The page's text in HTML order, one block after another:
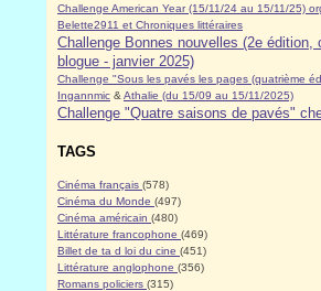
Challenge American Year (15/11/24 au 15/11/25)
Belette2911 et Chroniques littéraires
Challenge Bonnes nouvelles (2e édition,
blogue - janvier 2025)
Challenge "Sous les pavés les pages (quatrième
Ingannmic & Athalie (du 15/09 au 15/11/2025)
Challenge "Quatre saisons de pavés"
TAGS
Cinéma français (578)
Cinéma du Monde (497)
Cinéma américain (480)
Littérature francophone (469)
Billet de ta d loi du cine (451)
Littérature anglophone (356)
Romans policiers (315)